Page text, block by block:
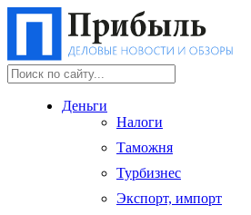
Деньги
Налоги
Таможня
Турбизнес
Экспорт, импорт